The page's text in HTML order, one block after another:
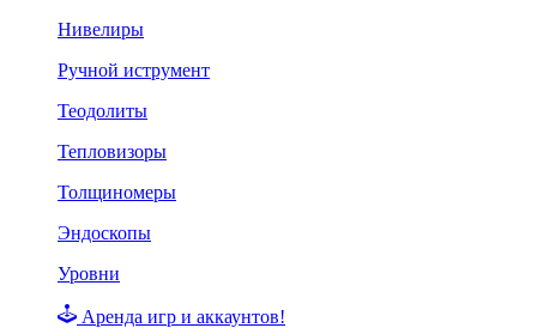
Нивелиры
Ручной иструмент
Теодолиты
Тепловизоры
Толщиномеры
Эндоскопы
Уровни
Аренда игр и аккаунтов!